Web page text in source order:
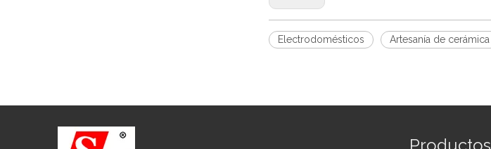
Electrodomésticos Artesanía de cerámica